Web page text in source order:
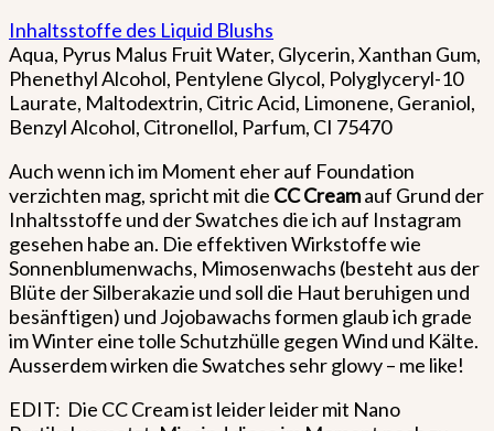
Inhaltsstoffe des Liquid Blushs
Aqua, Pyrus Malus Fruit Water, Glycerin, Xanthan Gum,
Phenethyl Alcohol, Pentylene Glycol, Polyglyceryl-10
Laurate, Maltodextrin, Citric Acid, Limonene, Geraniol,
Benzyl Alcohol, Citronellol, Parfum, CI 75470
Auch wenn ich im Moment eher auf Foundation
verzichten mag, spricht mit die CC Creamauf Grund der
Inhaltsstoffe und der Swatches die ich auf Instagram
gesehen habe an. Die effektiven Wirkstoffe wie
Sonnenblumenwachs, Mimosenwachs (besteht aus der
Blüte der Silberakazie und soll die Haut beruhigen und
besänftigen) und Jojobawachs formen glaub ich grade
im Winter eine tolle Schutzhülle gegen Wind und Kälte.
Ausserdem wirken die Swatches sehr glowy – me like!
EDIT: Die CC Cream ist leider leider mit Nano